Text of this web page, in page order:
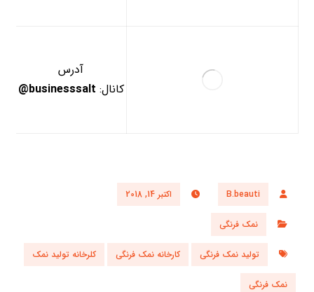
آدرس
کانال: businesssalt@
B.beauti اکتبر 14, 2018
نمک فرنگی
تولید نمک فرنگی کارخانه نمک فرنگی کلرخانه تولید نمک
نمک فرنگی